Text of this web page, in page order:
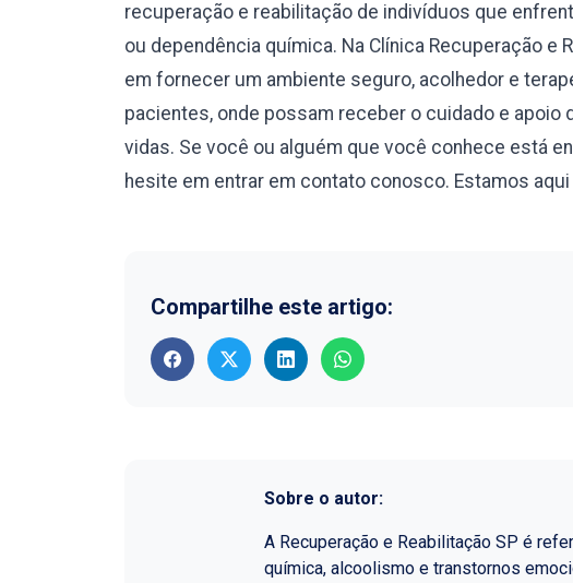
recuperação e reabilitação de indivíduos que
ou dependência química. Na Clínica Recuperação e
em fornecer um ambiente seguro, acolhedor e
pacientes, onde possam receber o cuidado e
vidas. Se você ou alguém que você conhece está
hesite em entrar em contato conosco. Estamos aqui
Compartilhe este artigo:
Sobre o autor:
A Recuperação e Reabilitação SP é
química, alcoolismo e transtornos